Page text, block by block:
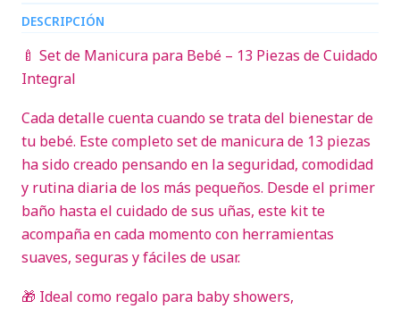
DESCRIPCIÓN
🍼 Set de Manicura para Bebé – 13 Piezas de Cuidado
Integral
Cada detalle cuenta cuando se trata del bienestar de
tu bebé. Este completo set de manicura de 13 piezas
ha sido creado pensando en la seguridad, comodidad
y rutina diaria de los más pequeños. Desde el primer
baño hasta el cuidado de sus uñas, este kit te
acompaña en cada momento con herramientas
suaves, seguras y fáciles de usar.
🎁 Ideal como regalo para baby showers,